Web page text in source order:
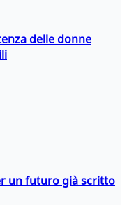
delle donne
un futuro già scritto